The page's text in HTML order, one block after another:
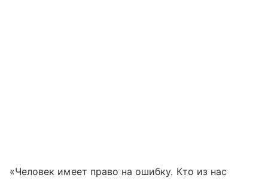
«Человек имеет право на ошибку. Кто из нас